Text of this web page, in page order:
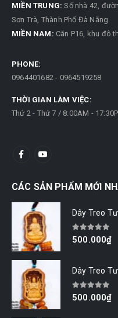
MIỀN TRUNG: Số nhà 42,
Sơn Trà, Thành Phố Đà Nẵng
MIỀN NAM: Căn P16, khu đô
PHONE:
0964401682 - 0964519258
THỜI GIAN LÀM VIỆC:
Thứ 2 - Thứ 7 / 8:00AM -
CÁC SẢN PHẨM MỚI
Dây Treo
0out of 5
500.000₫
Dây Treo
0out of 5
500.000₫